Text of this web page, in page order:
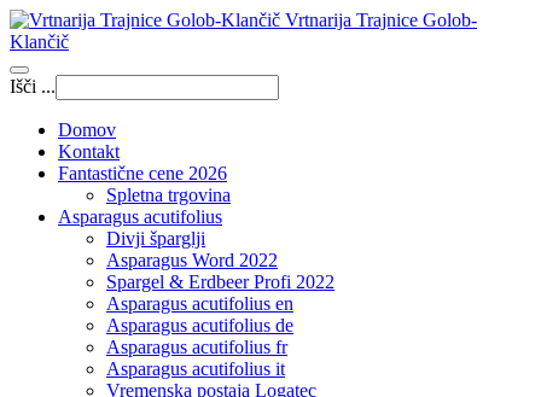
Vrtnarija Trajnice Golob-
Klančič
Išči ...
Domov
Kontakt
Fantastične cene 2026
Spletna trgovina
Asparagus acutifolius
Divji šparglji
Asparagus Word 2022
Spargel & Erdbeer Profi 2022
Asparagus acutifolius en
Asparagus acutifolius de
Asparagus acutifolius fr
Asparagus acutifolius it
Vremenska postaja Logatec